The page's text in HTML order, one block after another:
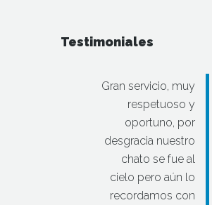
Testimoniales
Gran servicio, muy
respetuoso y
oportuno, por
desgracia nuestro
chato se fue al
cielo pero aún lo
recordamos con